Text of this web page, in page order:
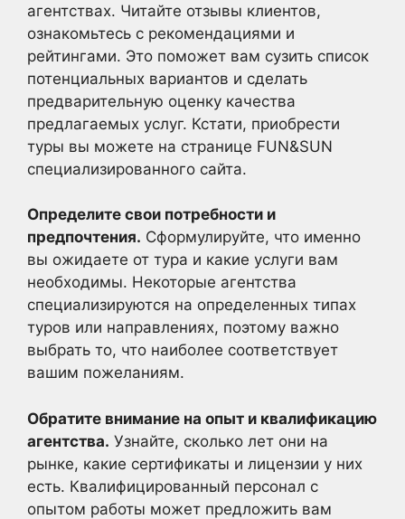
агентствах. Читайте отзывы клиентов,
ознакомьтесь с рекомендациями и
рейтингами. Это поможет вам сузить список
потенциальных вариантов и сделать
предварительную оценку качества
предлагаемых услуг. Кстати, приобрести
туры вы можете на странице FUN&SUN
специализированного сайта.
Определите свои потребности и
предпочтения. Сформулируйте, что именно
вы ожидаете от тура и какие услуги вам
необходимы. Некоторые агентства
специализируются на определенных типах
туров или направлениях, поэтому важно
выбрать то, что наиболее соответствует
вашим пожеланиям.
Обратите внимание на опыт и квалификацию
агентства. Узнайте, сколько лет они на
рынке, какие сертификаты и лицензии у них
есть. Квалифицированный персонал с
опытом работы может предложить вам